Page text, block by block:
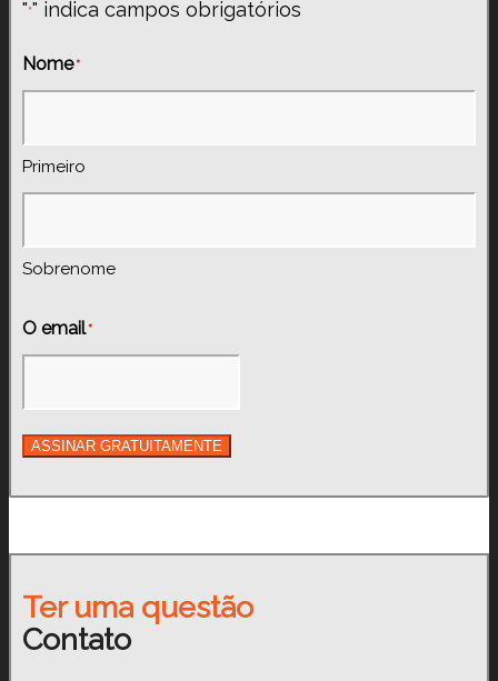
"*" indica campos obrigatórios
Nome *
Primeiro
Sobrenome
O email *
ASSINAR GRATUITAMENTE
Ter uma questão
Contato